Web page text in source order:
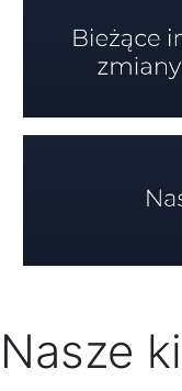
Nasze